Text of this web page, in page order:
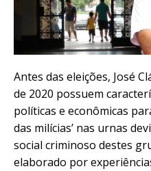
Antes das eleições, José
de 2020 possuem
políticas e econômicas
das milícias’ nas urnas
social criminoso destes
elaborado por